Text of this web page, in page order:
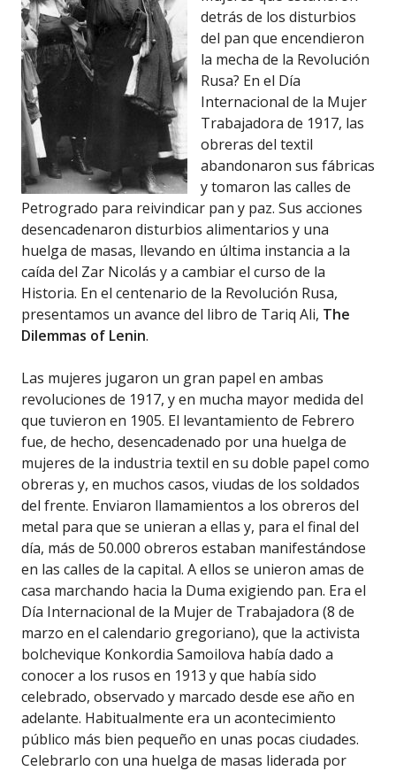
detrás de los disturbios
del pan que encendieron
la mecha de la Revolución
Rusa? En el Día
Internacional de la Mujer
Trabajadora de 1917, las
obreras del textil
abandonaron sus fábricas
y tomaron las calles de
Petrogrado para reivindicar pan y paz. Sus acciones
desencadenaron disturbios alimentarios y una
huelga de masas, llevando en última instancia a la
caída del Zar Nicolás y a cambiar el curso de la
Historia. En el centenario de la Revolución Rusa,
presentamos un avance del libro de Tariq Ali, The
Dilemmas of Lenin.
Las mujeres jugaron un gran papel en ambas
revoluciones de 1917, y en mucha mayor medida del
que tuvieron en 1905. El levantamiento de Febrero
fue, de hecho, desencadenado por una huelga de
mujeres de la industria textil en su doble papel como
obreras y, en muchos casos, viudas de los soldados
del frente. Enviaron llamamientos a los obreros del
metal para que se unieran a ellas y, para el final del
día, más de 50.000 obreros estaban manifestándose
en las calles de la capital. A ellos se unieron amas de
casa marchando hacia la Duma exigiendo pan. Era el
Día Internacional de la Mujer de Trabajadora (8 de
marzo en el calendario gregoriano), que la activista
bolchevique Konkordia Samoilova había dado a
conocer a los rusos en 1913 y que había sido
celebrado, observado y marcado desde ese año en
adelante. Habitualmente era un acontecimiento
público más bien pequeño en unas pocas ciudades.
Celebrarlo con una huelga de masas liderada por